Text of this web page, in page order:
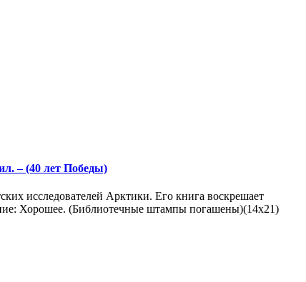
– (40 лет Победы)
исследователей Арктики. Его книга воскрешает
Хорошее. (Библиотечные штампы погашены)(14х21)